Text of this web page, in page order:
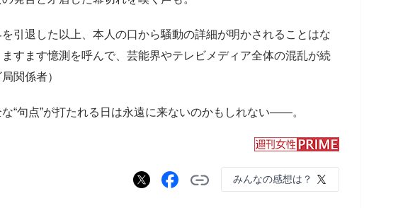
を引退した以上、本人の口から騒動の詳細が明かされることはな
すます憶測を呼んで、芸能界やテレビメディア全体の混乱が続
関係者）
“句点”が打たれる日は永遠に来ないのかもしれない――。
みんなの感想は？